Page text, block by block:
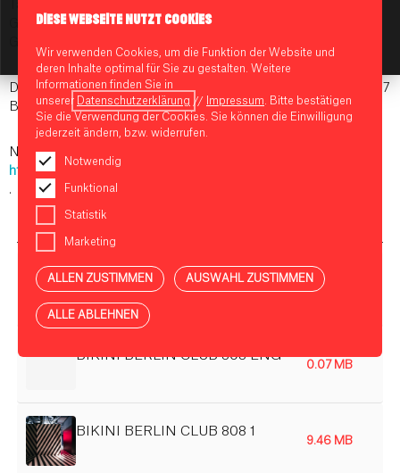
DIESE WEBSEITE NUTZT COOKIES
Wir verwenden Cookies, um die Funktion der Website und
deren Inhalte optimal für Sie zu gestalten. Weitere
Informationen finden Sie in
unserer
Datenschutzerklärung // Impressum . Bitte bestätigen
Sie die Verwendung der Cookies. Sie können die Einwilligung
jederzeit ändern, bzw. widerrufen.
Notwendig
Funktional
Statistik
Marketing
ALLEN ZUSTIMMEN AUSWAHL ZUSTIMMEN
ALLE ABLEHNEN
Gemeinsam können sie auf jahrelange Erfahrung in der Club- &
Das 808 befindet sich in der Budapester Straße 38 – 40 in 10787
Berlin.
Nähere Informationen zum Programm unter
https://808.berlin/
.
PRESSEMITTEILUNG CLUB 808 BIKINI BERLIN
0.28 MB
BIKINI BERLIN CLUB 808 ENG
0.07 MB
BIKINI BERLIN CLUB 808 1
9.46 MB